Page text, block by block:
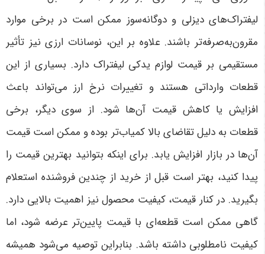
لیفتراک‌های دیزلی و دوگانه‌سوز ممکن است در برخی موارد
مقرون‌به‌صرفه‌تر باشند. علاوه بر این، نوسانات ارزی نیز تأثیر
مستقیمی بر قیمت لوازم یدکی لیفتراک دارد. بسیاری از این
قطعات وارداتی هستند و تغییرات نرخ ارز می‌تواند باعث
افزایش یا کاهش قیمت آن‌ها شود. از سوی دیگر، برخی
قطعات به دلیل تقاضای بالا کمیاب‌تر بوده و ممکن است قیمت
آن‌ها در بازار افزایش یابد. برای اینکه بتوانید بهترین قیمت را
پیدا کنید، بهتر است قبل از خرید از چندین فروشنده استعلام
بگیرید. در کنار قیمت، کیفیت محصول نیز اهمیت بالایی دارد.
گاهی ممکن است قطعه‌ای با قیمت پایین‌تر عرضه شود، اما
کیفیت نامطلوبی داشته باشد. بنابراین توصیه می‌شود همیشه